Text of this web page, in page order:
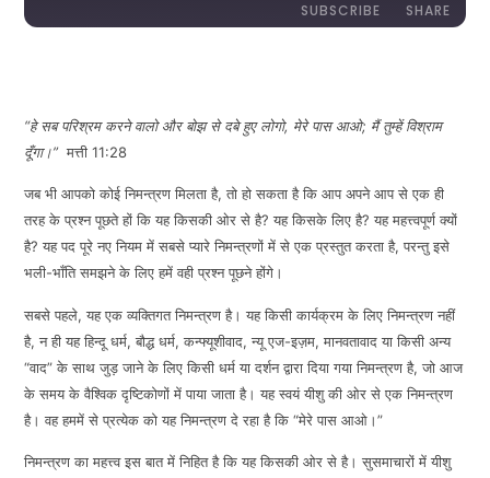
SUBSCRIBE SHARE
LINK
EMBED
“हे सब परिश्रम करने वालो और बोझ से दबे हुए लोगो, मेरे पास आओ; मैं तुम्हें विश्राम
दूँगा।” मत्ती 11:28
जब भी आपको कोई निमन्त्रण मिलता है, तो हो सकता है कि आप अपने आप से एक ही
तरह के प्रश्न पूछते हों कि यह किसकी ओर से है? यह किसके लिए है? यह महत्त्वपूर्ण क्यों
है? यह पद पूरे नए नियम में सबसे प्यारे निमन्त्रणों में से एक प्रस्तुत करता है, परन्तु इसे
भली-भाँति समझने के लिए हमें वही प्रश्न पूछने होंगे।
सबसे पहले, यह एक व्यक्तिगत निमन्त्रण है। यह किसी कार्यक्रम के लिए निमन्त्रण नहीं
है, न ही यह हिन्दू धर्म, बौद्ध धर्म, कन्फ्यूशीवाद, न्यू एज-इज़म, मानवतावाद या किसी अन्य
“वाद” के साथ जुड़ जाने के लिए किसी धर्म या दर्शन द्वारा दिया गया निमन्त्रण है, जो आज
के समय के वैश्विक दृष्टिकोणों में पाया जाता है। यह स्वयं यीशु की ओर से एक निमन्त्रण
है। वह हममें से प्रत्येक को यह निमन्त्रण दे रहा है कि “मेरे पास आओ।”
निमन्त्रण का महत्त्व इस बात में निहित है कि यह किसकी ओर से है। सुसमाचारों में यीशु